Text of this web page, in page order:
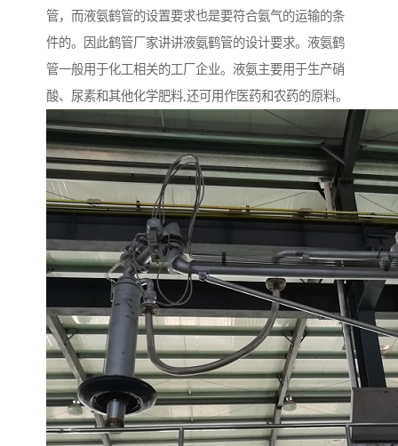
管，而液氨鹤管的设置要求也是要符合氨气的运输的条
件的。因此鹤管厂家讲讲液氨鹤管的设计要求。液氨鹤
管一般用于化工相关的工厂企业。液氨主要用于生产硝
酸、尿素和其他化学肥料,还可用作医药和农药的原料。